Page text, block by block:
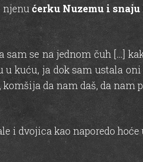
njenućerku Nuzemu i snaju
sam se na jednom čuh […]
kuću, ja dok sam ustala
da nam daš, da nam
i dvojica kao naporedo hoće